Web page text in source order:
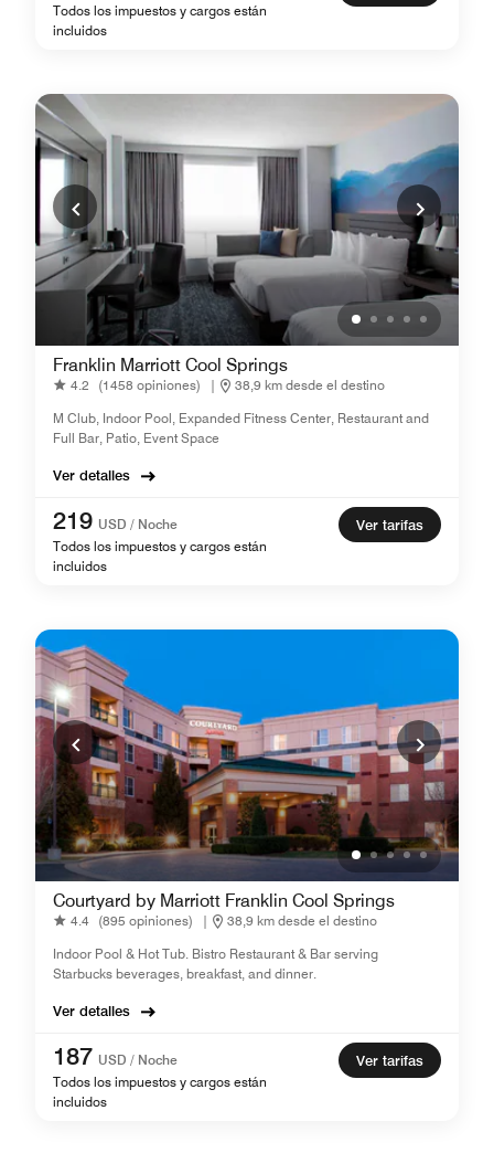
Todos los impuestos y cargos están
incluidos
Franklin Marriott Cool Springs
4.2 (1458 opiniones) |
38,9 km desde el destino
M Club, Indoor Pool, Expanded Fitness Center, Restaurant and
Full Bar, Patio, Event Space
Ver detalles
219 USD / Noche
Todos los impuestos y cargos están
incluidos
Ver tarifas
Courtyard by Marriott Franklin Cool Springs
4.4 (895 opiniones) |
38,9 km desde el destino
Indoor Pool & Hot Tub. Bistro Restaurant & Bar serving
Starbucks beverages, breakfast, and dinner.
Ver detalles
187 USD / Noche
Todos los impuestos y cargos están
incluidos
Ver tarifas